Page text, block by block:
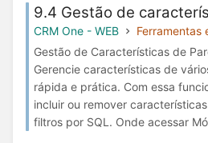
9.4 Gestão de
CRM One - WEB
Ferramentas
Gestão de Características de
Gerencie características de
rápida e prática. Com essa
incluir ou remover
filtros por SQL. Onde acessar